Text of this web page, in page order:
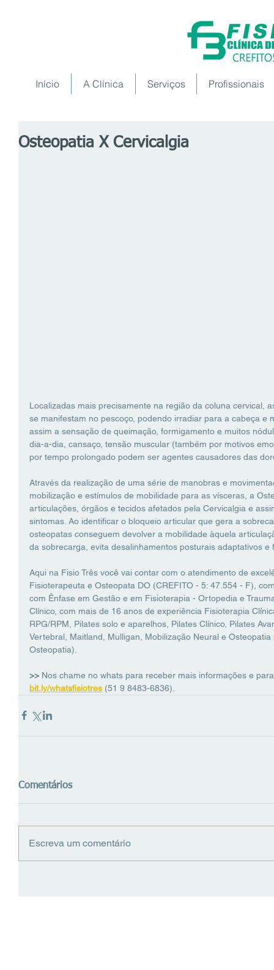
Início A Clínica Serviços Profissionais
Osteopatia X Cervicalgia
Localizadas mais precisamente na região da coluna cervical,
se manifestam no pescoço, podendo irradiar para a cabeça e
assim a sensação de queimação, formigamento e muitos
dia-a-dia, cansaço, tensão muscular (também por motivos
por tempo prolongado podem ser agentes causadores das
Através da realização de uma série de manobras e
mobilização e estímulos de mobilidade para as vísceras, a
articulações, órgãos e tecidos afetados pela Cervicalgia e
sintomas. Ao identificar o bloqueio articular que gera a
osteopatas conseguem devolver a mobilidade àquela
da sobrecarga, evita desalinhamentos posturais adaptativos
Aqui na Fisio Três você vai contar com o atendimento de
Fisioterapeuta e Osteopata DO (CREFITO - 5: 47.554 - F),
com Ênfase em Gestão e em Fisioterapia - Ortopedia e
Clínico, com mais de 16 anos de experiência Fisioterapia
RPG/RPM, Pilates solo e aparelhos, Pilates Clínico, Pilates
Vertebral, Maitland, Mulligan, Mobilização Neural e
Osteopatia).
>> Nos chame no whats para receber mais informações e
bit.ly/whatsfisiotres (51 9 8483-6836).
Comentários
Escreva um comentário